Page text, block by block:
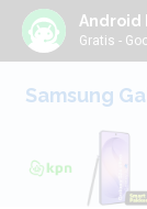
Android
Gratis -
Samsung